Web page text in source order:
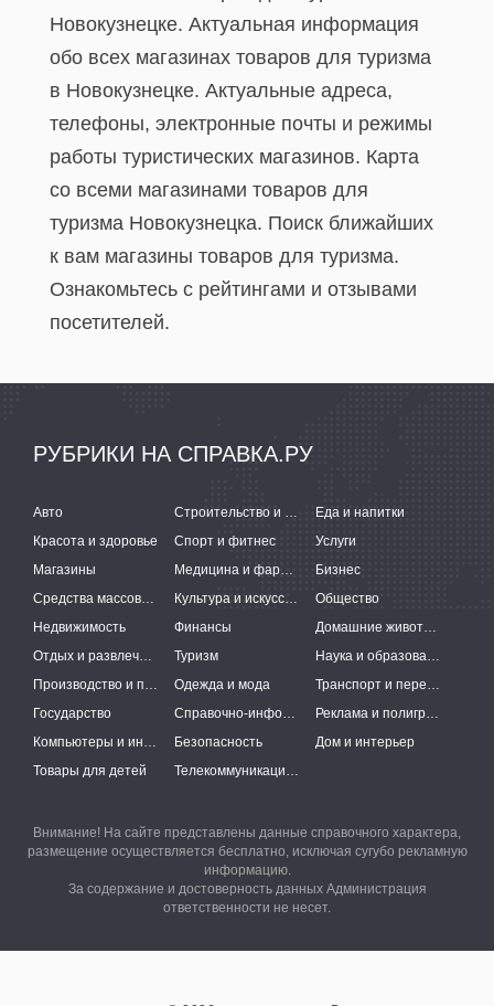
Новокузнецке. Актуальная информация
обо всех магазинах товаров для туризма
в Новокузнецке. Актуальные адреса,
телефоны, электронные почты и режимы
работы туристических магазинов. Карта
со всеми магазинами товаров для
туризма Новокузнецка. Поиск ближайших
к вам магазины товаров для туризма.
Ознакомьтесь с рейтингами и отзывами
посетителей.
РУБРИКИ НА СПРАВКА.РУ
Авто Строительство и ремонт
Еда и напитки
Красота и здоровье
Спорт и фитнес
Услуги
Магазины
Медицина и фармацевтика
Бизнес
Средства массовой информации
Культура и искусство
Общество
Недвижимость
Финансы
Домашние животные
Отдых и развлечения
Туризм
Наука и образование
Производство и поставки
Одежда и мода
Транспорт и перевозки
Государство
Справочно-информационные системы
Реклама и полиграфия
Компьютеры и интернет
Безопасность
Дом и интерьер
Товары для детей
Телекоммуникации и связь
Внимание! На сайте представлены данные справочного характера,
размещение осуществляется бесплатно, исключая сугубо рекламную
информацию.
За содержание и достоверность данных Администрация
ответственности не несет.